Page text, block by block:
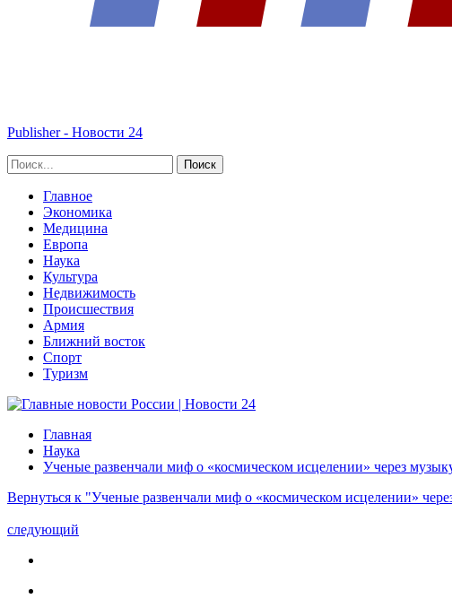
Publisher - Новости 24
Главное
Экономика
Медицина
Европа
Наука
Культура
Недвижимость
Происшествия
Армия
Ближний восток
Спорт
Туризм
Главная
Наука
Ученые развенчали миф о «космическом исцелении» через
Вернуться к "Ученые развенчали миф о «космическом исцелении»
следующий